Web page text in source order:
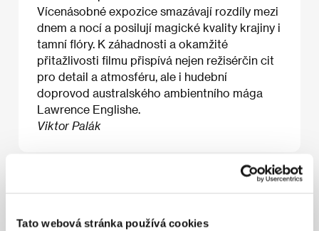
Tato webová stránka používá cookies
Vícenásobné expozice smazávají rozdíly mezi
dnem a nocí a posilují magické kvality krajiny i
tamní flóry. K záhadnosti a okamžité
přitažlivosti filmu přispívá nejen režisérčin cit
pro detail a atmosféru, ale i hudební
doprovod australského ambientního mága
Lawrence Englishe.
Viktor Palák